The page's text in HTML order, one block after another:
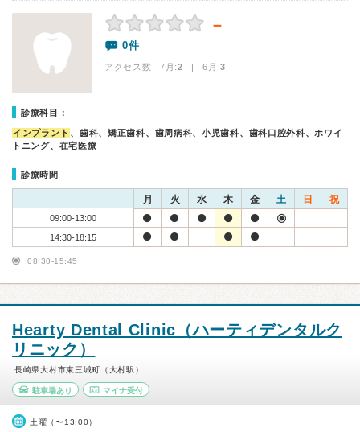
－
0件
アクセス数 7月:2 | 6月:3
診療科目：
インプラント 、歯科、矯正歯科、歯周病科、小児歯科、歯科口腔外科、ホワイ
トニング、在宅医療
診療時間
月 火 水 木 金 土 日 祝
09:00-13:00
14:30-18:15
08:30-15:45
Hearty Dental Clinic（ハーティデンタルク
リニック）
長崎県大村市東三城町（大村駅）
駐車場あり マイナ受付
土曜（〜13:00）